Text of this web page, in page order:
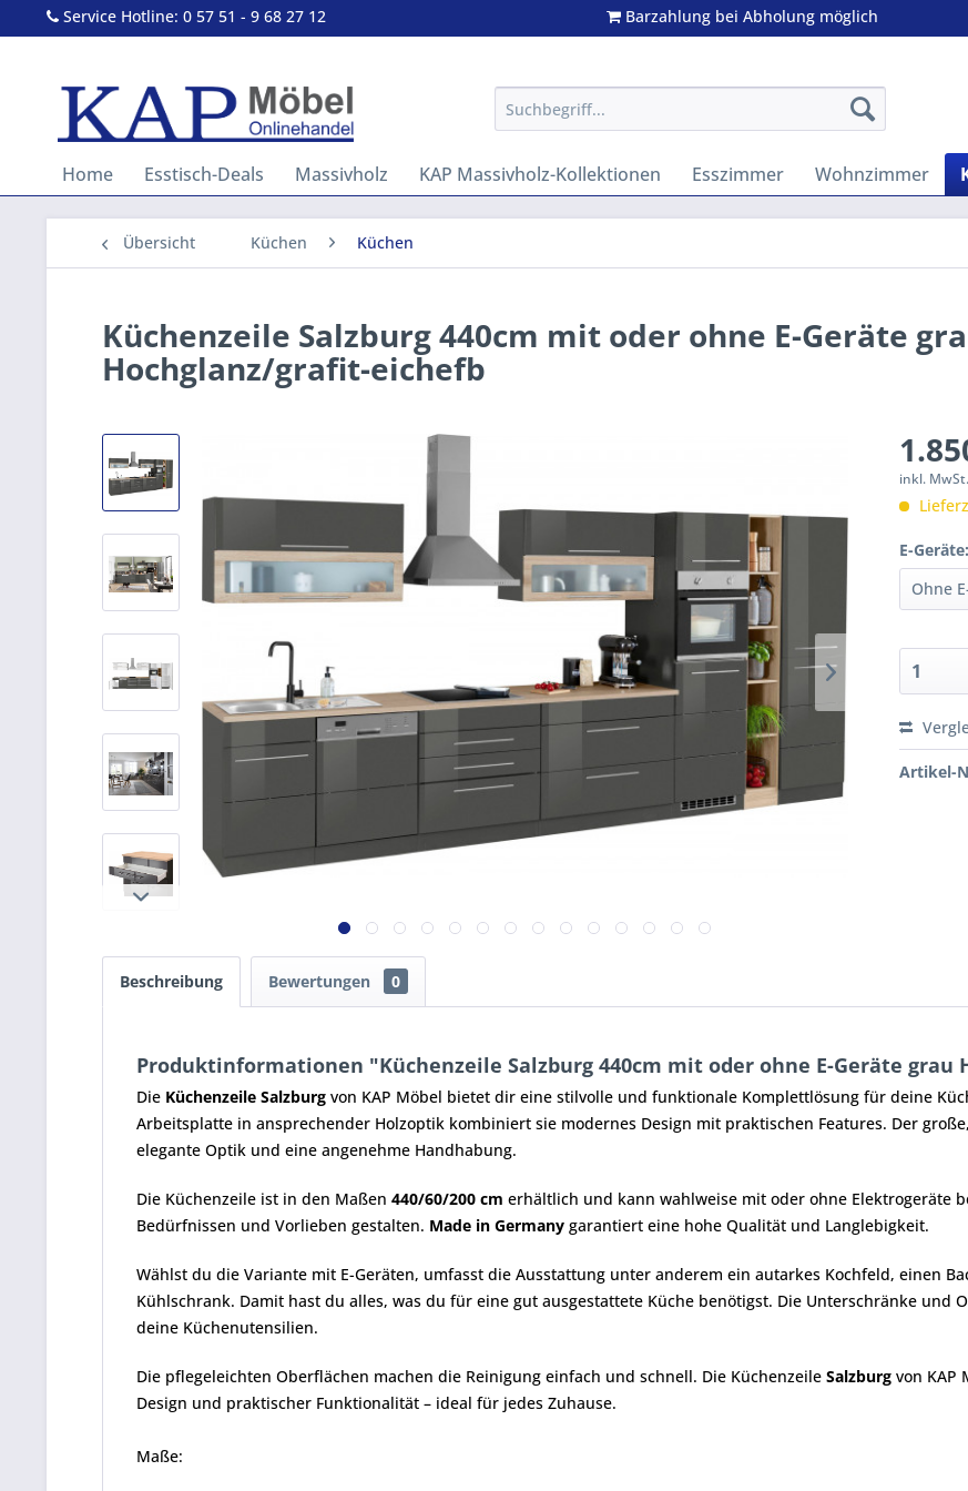
Service Hotline: 0 57 51 - 9 68 27 12 Barzahlung bei Abholung möglich
Home Esstisch-Deals Massivholz KAP Massivholz-Kollektionen Esszimmer Wohnzimmer
Übersicht Küchen Küchen
Küchenzeile Salzburg 440cm mit oder ohne E-Geräte
Hochglanz/grafit-eichefb
inkl. MwSt.
E-Geräte:
Artikel-
Beschreibung Bewertungen 0
Produktinformationen "Küchenzeile Salzburg 440cm mit oder ohne E-Geräte grau
Die Küchenzeile Salzburg von KAP Möbel bietet dir eine stilvolle und funktionale Komplettlösung für deine
Arbeitsplatte in ansprechender Holzoptik kombiniert sie modernes Design mit praktischen Features. Der
elegante Optik und eine angenehme Handhabung.
Die Küchenzeile ist in den Maßen 440/60/200 cm erhältlich und kann wahlweise mit oder ohne Elektrogeräte
Bedürfnissen und Vorlieben gestalten. Made in Germany garantiert eine hohe Qualität und Langlebigkeit.
Wählst du die Variante mit E-Geräten, umfasst die Ausstattung unter anderem ein autarkes Kochfeld, einen
Kühlschrank. Damit hast du alles, was du für eine gut ausgestattete Küche benötigst. Die Unterschränke und
deine Küchenutensilien.
Die pflegeleichten Oberflächen machen die Reinigung einfach und schnell. Die Küchenzeile Salzburg von KAP
Design und praktischer Funktionalität – ideal für jedes Zuhause.
Maße: